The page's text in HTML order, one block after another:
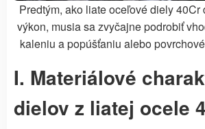
Predtým, ako liate oceľové diely
výkon, musia sa zvyčajne podrobiť
kaleniu a popúšťaniu alebo
I. Materiálové
dielov z liatej ocele